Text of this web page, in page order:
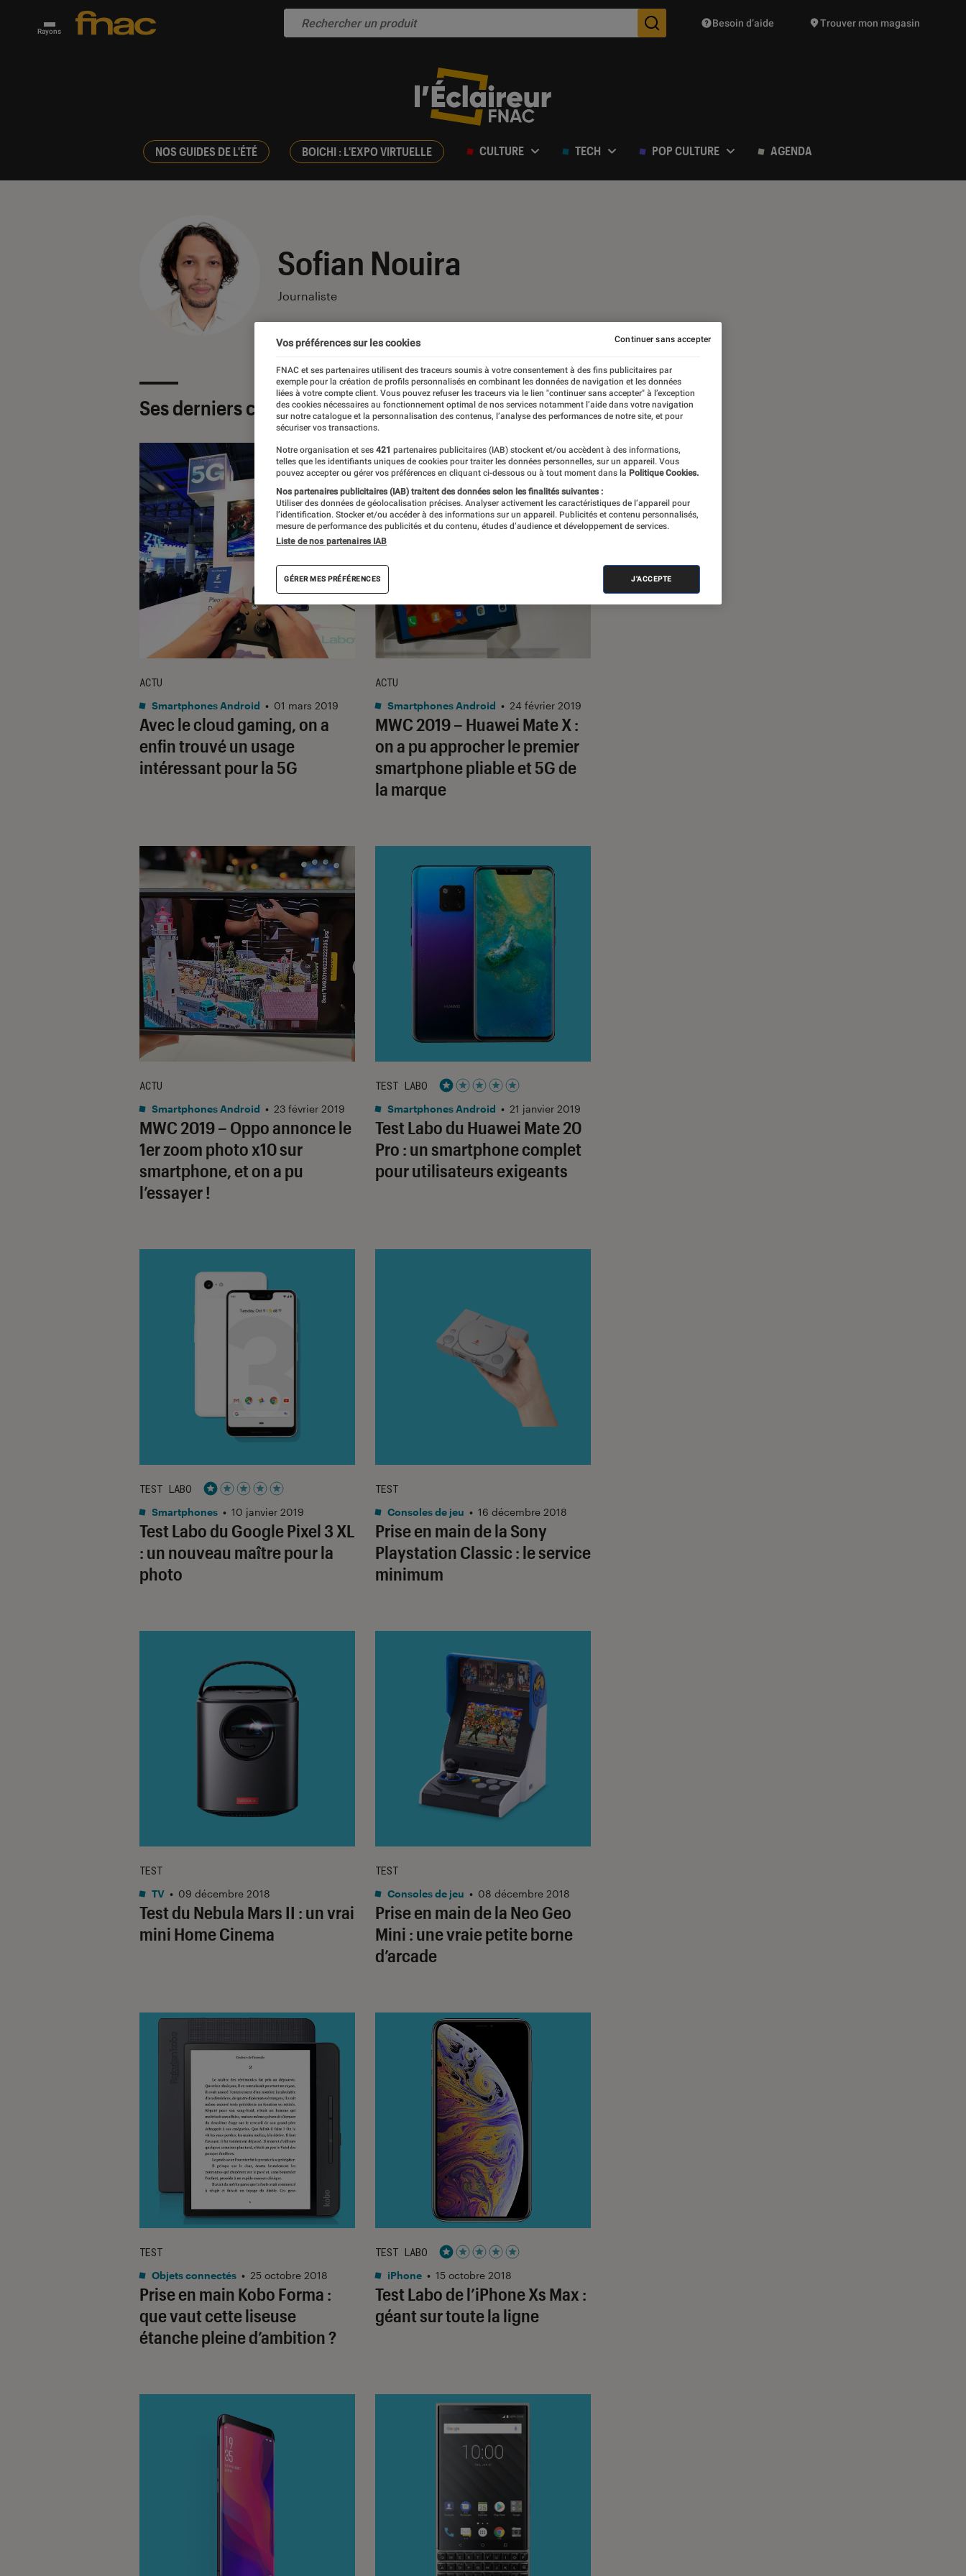
Rayons Des suggestions de produits vont vous être proposées
Besoin d’aide Trouver mon magasin
NOS GUIDES DE L'ÉTÉ BOICHI : L'EXPO VIRTUELLE CULTURE TECH POP CULTURE AGENDA
Sofian Nouira
Journaliste
Ses derniers contenus
Avec le cloud gaming, on a
enfin trouvé un usage
intéressant pour la 5G
ACTU
Smartphones Android • 01 mars 2019
MWC 2019 – Huawei Mate X :
on a pu approcher le premier
smartphone pliable et 5G de
la marque
ACTU
Smartphones Android • 24 février 2019
MWC 2019 – Oppo annonce le
1er zoom photo x10 sur
smartphone, et on a pu
l’essayer !
ACTU
Smartphones Android • 23 février 2019
Test Labo du Huawei Mate 20
Pro : un smartphone complet
pour utilisateurs exigeants
TEST LABO
Noté 1 étoiles sur 5
Smartphones Android • 21 janvier 2019
Test Labo du Google Pixel 3 XL
: un nouveau maître pour la
photo
TEST LABO
Noté 1 étoiles sur 5
Smartphones • 10 janvier 2019
Prise en main de la Sony
Playstation Classic : le service
minimum
TEST
Consoles de jeu • 16 décembre 2018
Test du Nebula Mars II : un vrai
mini Home Cinema
TEST
TV • 09 décembre 2018
Prise en main de la Neo Geo
Mini : une vraie petite borne
d’arcade
TEST
Consoles de jeu • 08 décembre 2018
Prise en main Kobo Forma :
que vaut cette liseuse
étanche pleine d’ambition ?
TEST
Objets connectés • 25 octobre 2018
Test Labo de l’iPhone Xs Max :
géant sur toute la ligne
TEST LABO
Noté 1 étoiles sur 5
iPhone • 15 octobre 2018
Vos préférences sur les cookies
FNAC et ses partenaires utilisent des traceurs soumis à votre consentement à des fins publicitaires par
exemple pour la création de profils personnalisés en combinant les données de navigation et les données
liées à votre compte client. Vous pouvez refuser les traceurs via le lien "continuer sans accepter" à l’exception
des cookies nécessaires au fonctionnement optimal de nos services notamment l’aide dans votre navigation
sur notre catalogue et la personnalisation des contenus, l’analyse des performances de notre site, et pour
sécuriser vos transactions.
Notre organisation et ses 421 partenaires publicitaires (IAB) stockent et/ou accèdent à des informations,
telles que les identifiants uniques de cookies pour traiter les données personnelles, sur un appareil. Vous
pouvez accepter ou gérer vos préférences en cliquant ci-dessous ou à tout moment dans la Politique Cookies.
Nos partenaires publicitaires (IAB) traitent des données selon les finalités suivantes :
Utiliser des données de géolocalisation précises. Analyser activement les caractéristiques de l’appareil pour
l’identification. Stocker et/ou accéder à des informations sur un appareil. Publicités et contenu personnalisés,
mesure de performance des publicités et du contenu, études d’audience et développement de services.
Liste de nos partenaires IAB
GÉRER MES PRÉFÉRENCES J'ACCEPTE
Continuer sans accepter